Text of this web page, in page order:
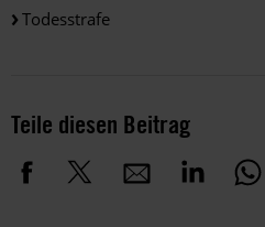
Todesstrafe
Teile diesen Beitrag